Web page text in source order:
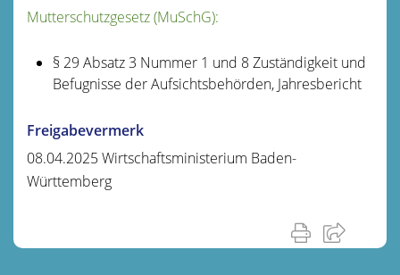
Mutterschutzgesetz (MuSchG):
§ 29 Absatz 3 Nummer 1 und 8 Zuständigkeit und
Befugnisse der Aufsichtsbehörden, Jahresbericht
Freigabevermerk
08.04.2025 Wirtschaftsministerium Baden-
Württemberg